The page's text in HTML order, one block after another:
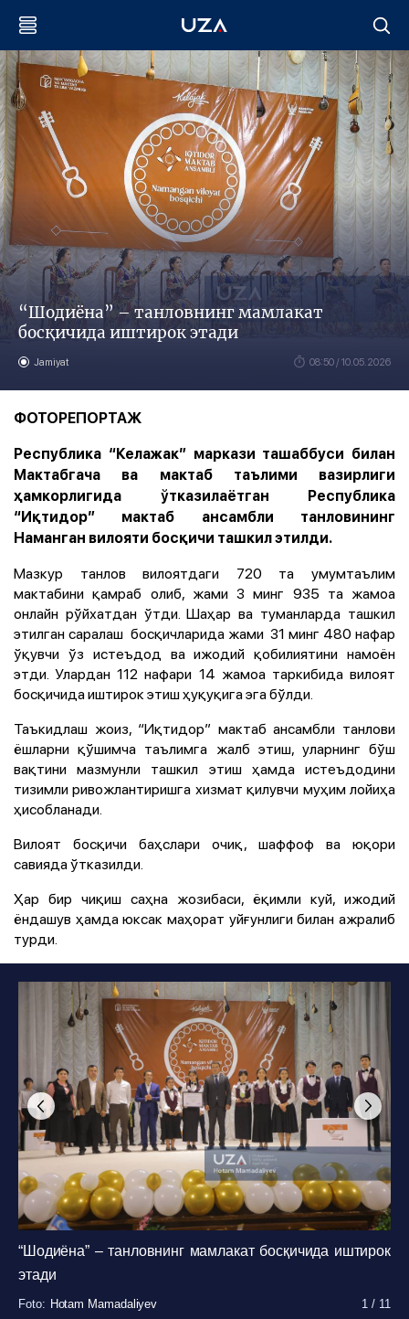
“Шодиёна” – танловнинг мамлакат
босқичида иштирок этади
Jamiyat 08:50 / 10.05.2026
ФОТОРЕПОРТАЖ
Республика “Келажак” маркази ташаббуси билан
Мактабгача ва мактаб таълими вазирлиги
ҳамкорлигида ўтказилаётган Республика
“Иқтидор” мактаб ансамбли танловининг
Наманган вилояти босқичи ташкил этилди.
Мазкур танлов вилоятдаги 720 та умумтаълим
мактабини қамраб олиб, жами 3 минг 935 та жамоа
онлайн рўйхатдан ўтди. Шаҳар ва туманларда ташкил
этилган саралаш босқичларида жами 31 минг 480 нафар
ўқувчи ўз истеъдод ва ижодий қобилиятини намоён
этди. Улардан 112 нафари 14 жамоа таркибида вилоят
босқичида иштирок этиш ҳуқуқига эга бўлди.
Таъкидлаш жоиз, “Иқтидор” мактаб ансамбли танлови
ёшларни қўшимча таълимга жалб этиш, уларнинг бўш
вақтини мазмунли ташкил этиш ҳамда истеъдодини
тизимли ривожлантиришга хизмат қилувчи муҳим лойиҳа
ҳисобланади.
Вилоят босқичи баҳслари очиқ, шаффоф ва юқори
савияда ўтказилди.
Ҳар бир чиқиш саҳна жозибаси, ёқимли куй, ижодий
ёндашув ҳамда юксак маҳорат уйғунлиги билан ажралиб
турди.
“Шодиёна” – танловнинг мамлакат босқичида иштирок
этади
Foto: Hotam Mamadaliyev 1 / 11
Foto: Hotam Mamadaliyev 1 / 11
Foto: Hotam Mamadaliyev 1 / 11
Foto: Hotam Mamadaliyev 1 / 11
Foto: Hotam Mamadaliyev 1 / 11
Foto: Hotam Mamadaliyev 1 / 11
Foto: Hotam Mamadaliyev 1 / 11
Foto: Hotam Mamadaliyev 1 / 11
Foto: Hotam Mamadaliyev 1 / 11
Foto: Hotam Mamadaliyev 1 / 11
Foto: Hotam Mamadaliyev 1 / 11